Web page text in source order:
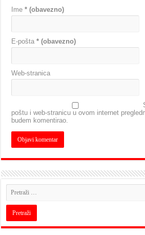
Ime* (obavezno)
E-pošta* (obavezno)
Web-stranica
poštu i web-stranicu u ovom internet
budem komentirao.